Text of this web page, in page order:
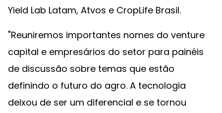
Yield Lab Latam, Atvos e CropLife Brasil.
"Reuniremos importantes nomes do venture
capital e empresários do setor para painéis
de discussão sobre temas que estão
definindo o futuro do agro. A tecnologia
deixou de ser um diferencial e se tornou